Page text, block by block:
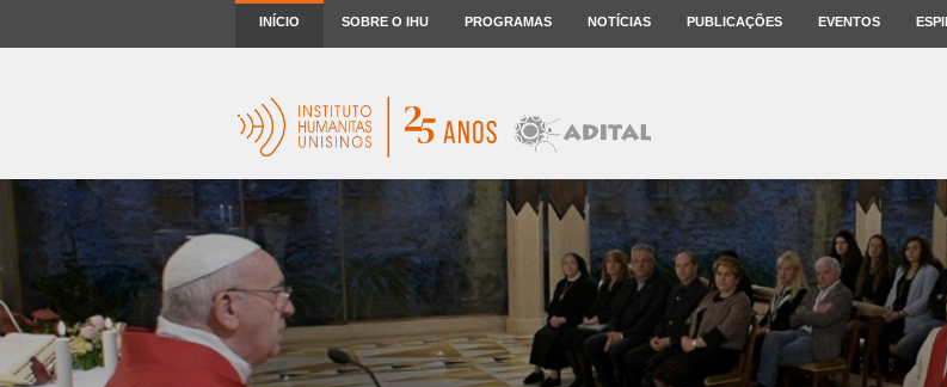
INÍCIO SOBRE O IHU PROGRAMAS NOTÍCIAS PUBLICAÇÕES EVENTOS